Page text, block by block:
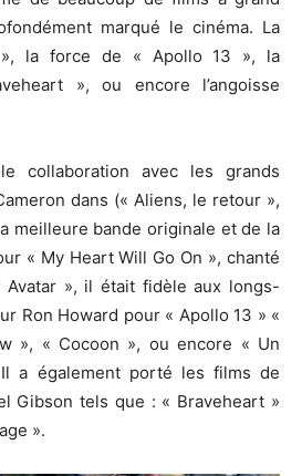
marqué le cinéma. La
la force de « Apollo 13 », la
», ou encore l’angoisse
collaboration avec les grands
dans (« Aliens, le retour »,
meilleure bande originale et de la
« My HeartWill Go On », chanté
Avatar », il était fidèle aux longs-
Ron Howard pour « Apollo 13 » «
», « Cocoon », ou encore « Un
Il a également porté les films de
Gibson tels que : « Braveheart »
».